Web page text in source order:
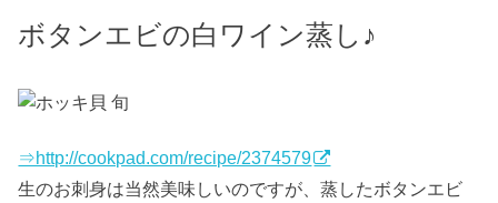
ボタンエビの白ワイン蒸し♪
⇒http://cookpad.com/recipe/2374579
生のお刺身は当然美味しいのですが、蒸したボタンエビ